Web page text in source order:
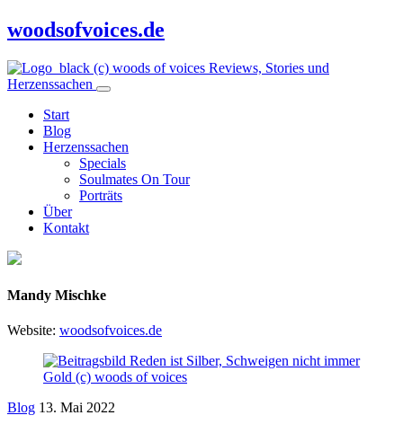
woodsofvoices.de
Reviews, Stories und
Herzenssachen
Start
Blog
Herzenssachen
Specials
Soulmates On Tour
Porträts
Über
Kontakt
Mandy Mischke
Website: woodsofvoices.de
Blog 13. Mai 2022